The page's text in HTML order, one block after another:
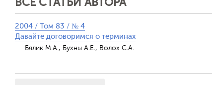
2004 / Том 83 / № 4
Давайте договоримся о терминах
Бялик M.A., Бухны А.Е., Волох С.A.